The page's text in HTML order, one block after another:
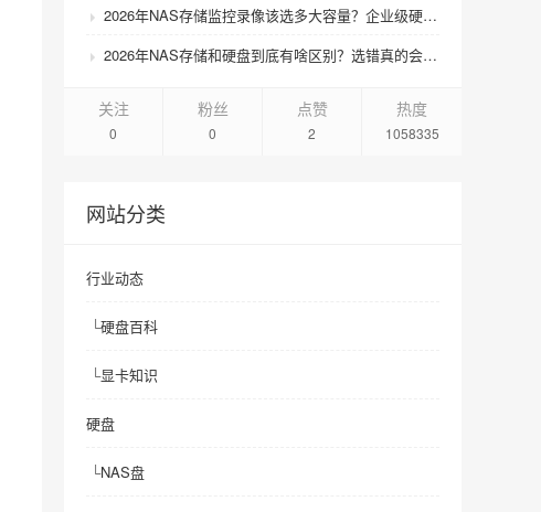
2026年NAS存储监控录像该选多大容量？企业级硬盘怎么搭配才划算？
2026年NAS存储和硬盘到底有啥区别？选错真的会后悔吗？
关注
0
粉丝
0
点赞
2
热度
1058335
网站分类
行业动态
└硬盘百科
└显卡知识
硬盘
└NAS盘